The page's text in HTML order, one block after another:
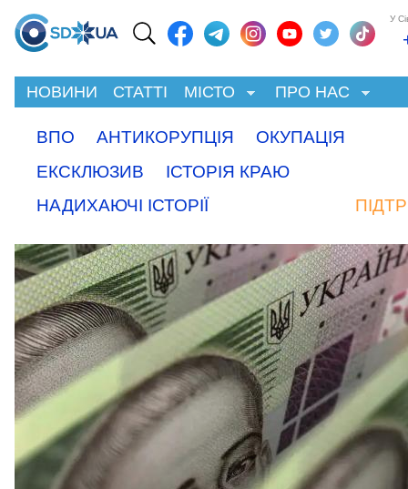
У
НОВИНИ СТАТТІ МІСТО ПРО НАС
ВПО АНТИКОРУПЦІЯ
ОКУПАЦІЯ
ЕКСКЛЮЗИВ
ІСТОРІЯ КРАЮ
НАДИХАЮЧІ ІСТОРІЇ